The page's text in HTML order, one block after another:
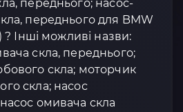
переднього; насос-
переднього для BMW
? Інші можливі назви:
скла, переднього;
скла; моторчик
скла; насос
омивача скла